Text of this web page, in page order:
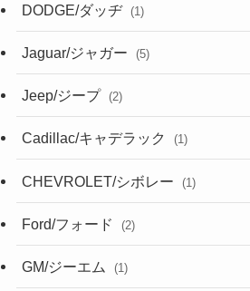
DODGE/ダッヂ (1)
Jaguar/ジャガー (5)
Jeep/ジープ (2)
Cadillac/キャデラック (1)
CHEVROLET/シボレー (1)
Ford/フォード (2)
GM/ジーエム (1)